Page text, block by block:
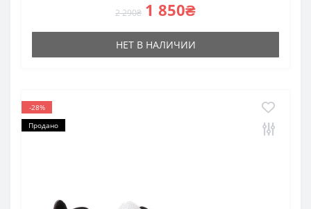
2 290₴ 1 850₴
НЕТ В НАЛИЧИИ
-28%
Продано